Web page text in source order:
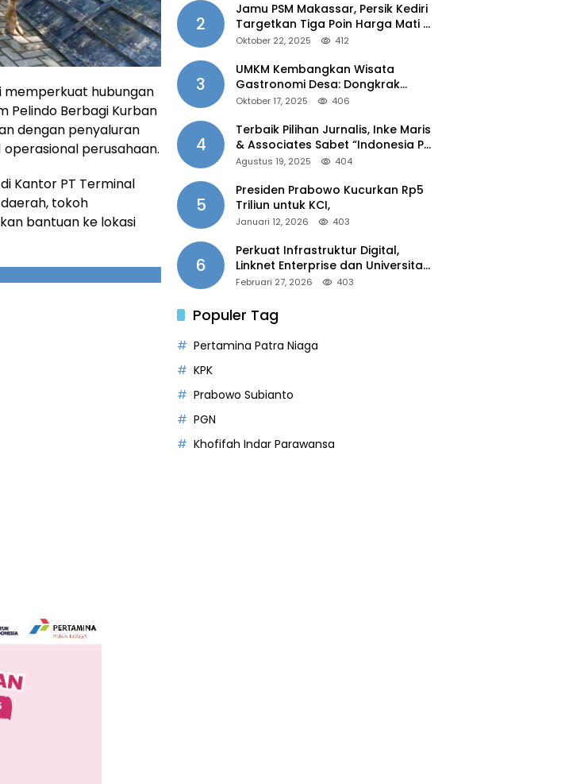
memperkuat hubungan
Pelindo Berbagi Kurban
dengan penyaluran
perusahaan.
Kantor PT Terminal
tokoh
bantuan ke lokasi
2
Jamu PSM Makassar, Persik Kediri
Targetkan Tiga Poin Harga Mati di
Kandang
Oktober 22, 2025 412
3
UMKM Kembangkan Wisata
Gastronomi Desa: Dongkrak
Ekonomi Daerah, Perluas Pasar
Oktober 17, 2025 406
4
Terbaik Pilihan Jurnalis, Inke Maris
& Associates Sabet “Indonesia PR
of the Year 2025”
Agustus 19, 2025 404
5
Presiden Prabowo Kucurkan Rp5
Triliun untuk KCI,
Januari 12, 2026 403
6
Perkuat Infrastruktur Digital,
Linknet Enterprise dan Universitas
Jember Jalin Kolaborasi Smart
Februari 27, 2026 403
Populer Tag
Pertamina Patra Niaga
KPK
Prabowo Subianto
PGN
Khofifah Indar Parawansa